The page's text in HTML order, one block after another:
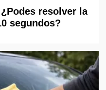
resolver la
segundos?